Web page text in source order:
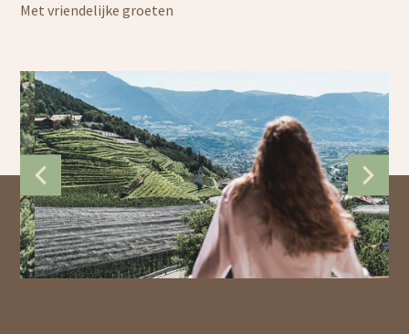
Met vriendelijke groeten